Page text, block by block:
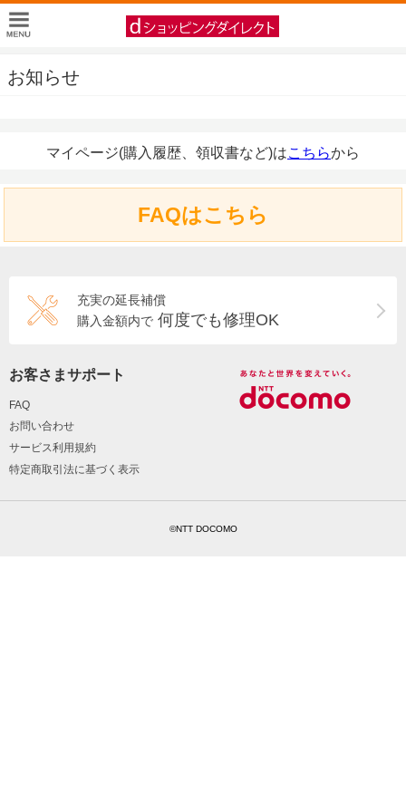
お知らせ
マイページ(購入履歴、領収書など)はこちらから
FAQはこちら
充実の延長補償
購入金額内で 何度でも修理OK
お客さまサポート
FAQ
お問い合わせ
サービス利用規約
特定商取引法に基づく表示
©NTT DOCOMO